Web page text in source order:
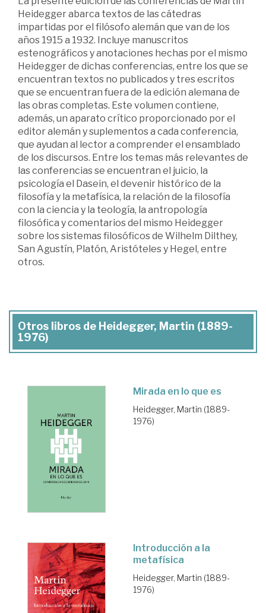
Heidegger abarca textos de las cátedras
impartidas por el filósofo alemán que van de los
años 1915 a 1932. Incluye manuscritos
estenográficos y anotaciones hechas por el mismo
Heidegger de dichas conferencias, entre los que se
encuentran textos no publicados y tres escritos
que se encuentran fuera de la edición alemana de
las obras completas. Este volumen contiene,
además, un aparato crítico proporcionado por el
editor alemán y suplementos a cada conferencia,
que ayudan al lector a comprender el ensamblado
de los discursos. Entre los temas más relevantes de
las conferencias se encuentran el juicio, la
psicología el Dasein, el devenir histórico de la
filosofía y la metafísica, la relación de la filosofía
con la ciencia y la teología, la antropología
filosófica y comentarios del mismo Heidegger
sobre los sistemas filosóficos de Wilhelm Dilthey,
San Agustín, Platón, Aristóteles y Hegel, entre
otros.
Otros libros de Heidegger, Martin (1889-
1976)
Mirada en lo que es
Heidegger, Martin (1889-
1976)
Introducción a la
metafísica
Heidegger, Martin (1889-
1976)